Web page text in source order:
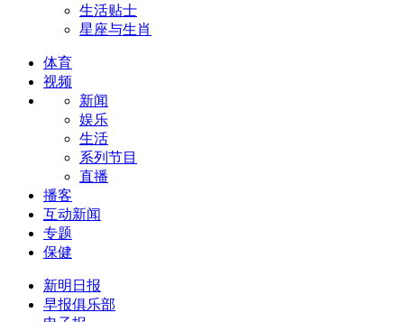
生活贴士
星座与生肖
体育
视频
新闻
娱乐
生活
系列节目
直播
播客
互动新闻
专题
保健
新明日报
早报俱乐部